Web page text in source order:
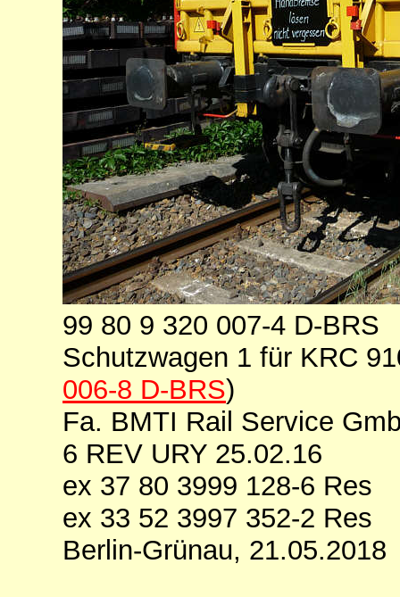
99 80 9 320 007-4 D-BRS
Schutzwagen 1 für KRC
006-8 D-BRS)
Fa. BMTI Rail Service
6 REV URY 25.02.16
ex 37 80 3999 128-6 Res
ex 33 52 3997 352-2 Res
Berlin-Grünau, 21.05.2018